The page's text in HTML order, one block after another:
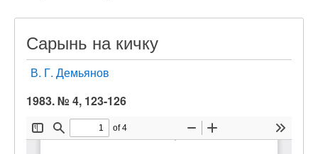
Сарынь на кичку
В. Г. Демьянов
1983. № 4, 123-126